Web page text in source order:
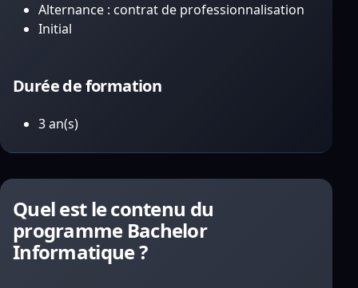
Alternance : contrat de professionnalisation
Initial
Durée de formation
3 an(s)
Quel est le contenu du
programme Bachelor
Informatique ?